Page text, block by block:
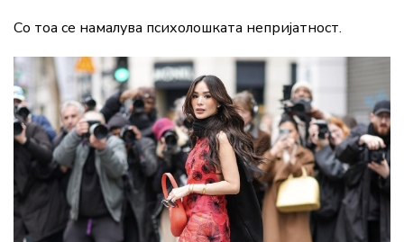
Со тоа се намалува психолошката непријатност.